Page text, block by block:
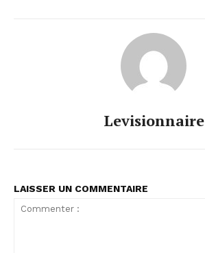
Levisionnaire
LAISSER UN COMMENTAIRE